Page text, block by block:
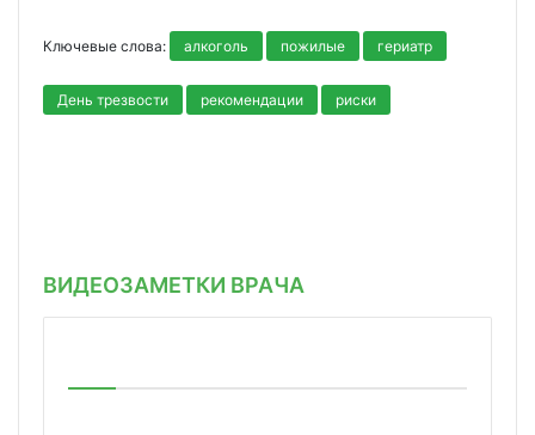
Ключевые слова: алкоголь пожилые гериатр
День трезвости рекомендации риски
ВИДЕОЗАМЕТКИ ВРАЧА